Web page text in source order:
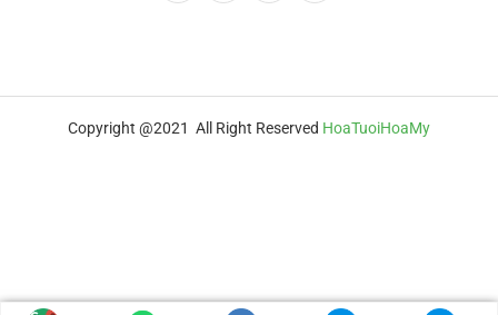
Copyright @2021 All Right Reserved HoaTuoiHoaMy